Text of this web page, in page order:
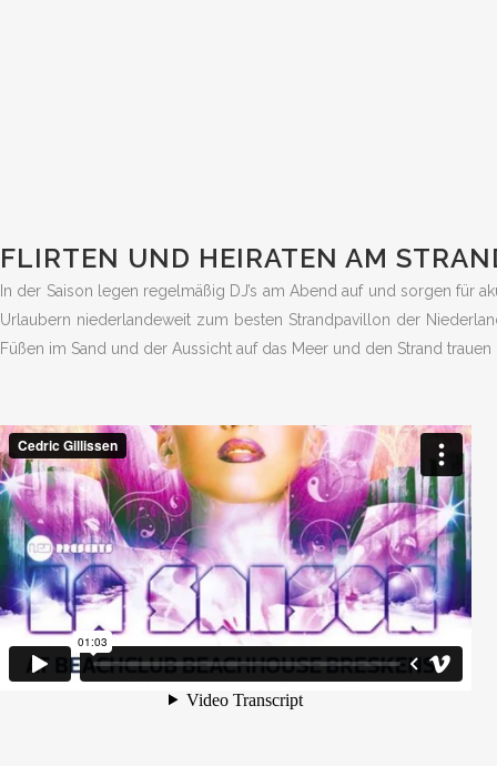
FLIRTEN UND HEIRATEN AM
In der Saison legen regelmäßig DJ’s am Abend auf und sorgen für
Urlaubern niederlandeweit zum besten Strandpavillon der
Füßen im Sand und der Aussicht auf das Meer und den Strand